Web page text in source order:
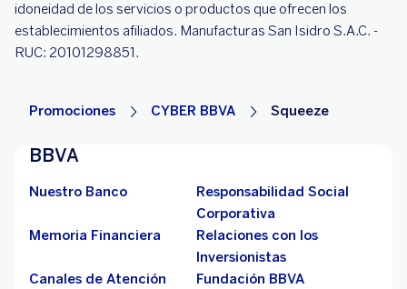
idoneidad de los servicios o productos que ofrecen los
establecimientos afiliados. Manufacturas San Isidro S.A.C. -
RUC: 20101298851.
Promociones CYBER BBVA Squeeze
BBVA
Nuestro Banco
Responsabilidad Social
Corporativa
Memoria Financiera
Relaciones con los
Inversionistas
Canales de Atención
Fundación BBVA